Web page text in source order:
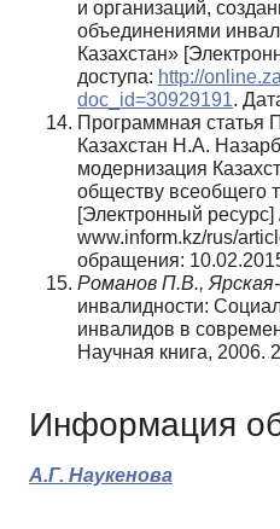
и органи­заций,
объединениями
Казахстан»
доступа: http://
doc_id=30929191.
Программная статья
Казахстан Н.А.
модернизация
обществу всеобщего
[Электронный
www.inform.kz/rus/
обращения:
Романов П.В.,
инвалидности:
инвалидов в
Научная книга, 2006.
Информация
А.Г. Наукенова